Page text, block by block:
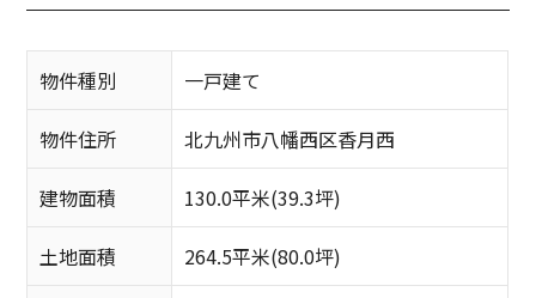
物件種別 一戸建て
物件住所 北九州市八幡西区香月西
建物面積 130.0平米(39.3坪)
土地面積 264.5平米(80.0坪)